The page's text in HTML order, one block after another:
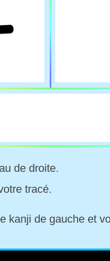
de droite.
tracé.
kanji de gauche et